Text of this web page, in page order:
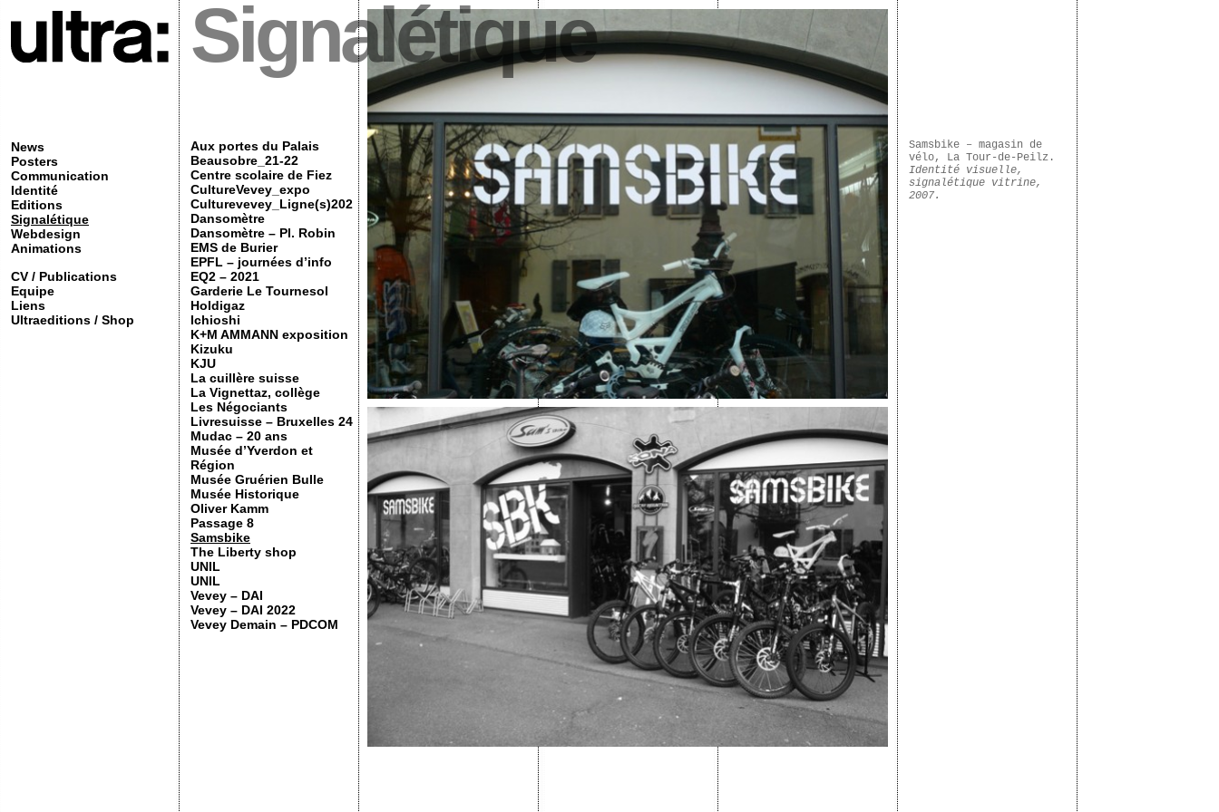
News
Posters
Communication
Identité
Editions
Signalétique
Webdesign
Animations
CV / Publications
Equipe
Liens
Ultraeditions / Shop
Signalétique
Aux portes du Palais
Beausobre_21-22
Centre scolaire de Fiez
CultureVevey_expo
Culturevevey_Ligne(s)202
Dansomètre
Dansomètre – Pl. Robin
EMS de Burier
EPFL – journées d’info
EQ2 – 2021
Garderie Le Tournesol
Holdigaz
Ichioshi
K+M AMMANN exposition
Kizuku
KJU
La cuillère suisse
La Vignettaz, collège
Les Négociants
Livresuisse – Bruxelles 24
Mudac – 20 ans
Musée d’Yverdon et
Région
Musée Gruérien Bulle
Musée Historique
Oliver Kamm
Passage 8
Samsbike
The Liberty shop
UNIL
UNIL
Vevey – DAI
Vevey – DAI 2022
Vevey Demain – PDCOM
Samsbike – magasin de
vélo, La Tour-de-Peilz.
Identité visuelle,
signalétique vitrine,
2007.